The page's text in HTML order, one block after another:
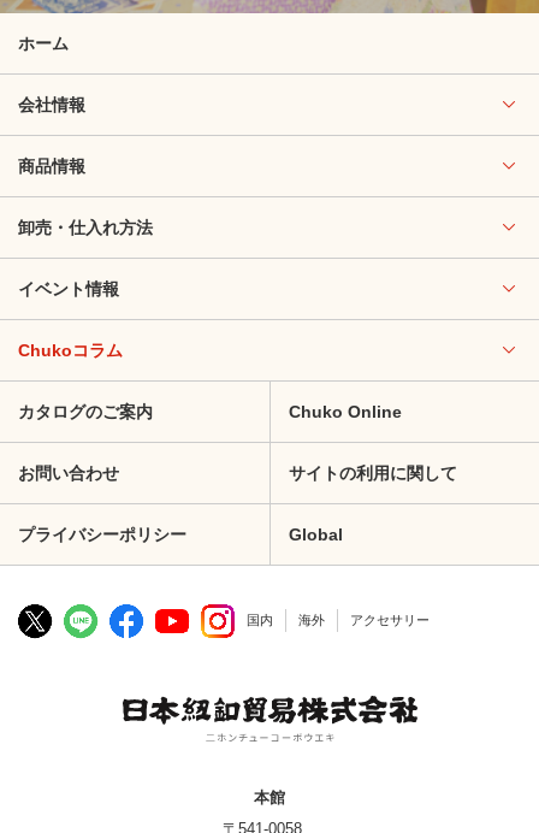
ホーム
会社情報
商品情報
卸売・仕入れ方法
イベント情報
Chukoコラム
カタログのご案内 Chuko Online
お問い合わせ サイトの利用に関して
プライバシーポリシー Global
国内 海外 アクセサリー
本館
〒541-0058